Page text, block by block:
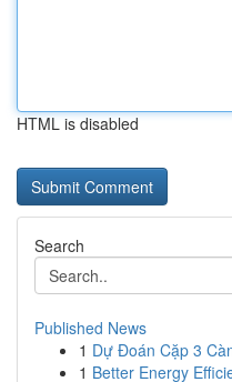
HTML is disabled
Search
Published News
1 Dự Đoán Cặp 3
1 Better Energy